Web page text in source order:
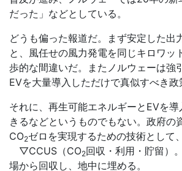
だった」などとしている。
どうも偏った報道だ。まず安定した出
と、風任せの風力発電を同じキロワッ
歩的な間違いだ。またノルウェーは強
EVを大量導入しただけで真似すべき政
それに、再生可能エネルギーとEVを
きるなどというものでもない。政府の
CO2ゼロを実現するための技術として、
▽CCUS（CO2回収・利用・貯留）。
場から回収し、地中に埋める。